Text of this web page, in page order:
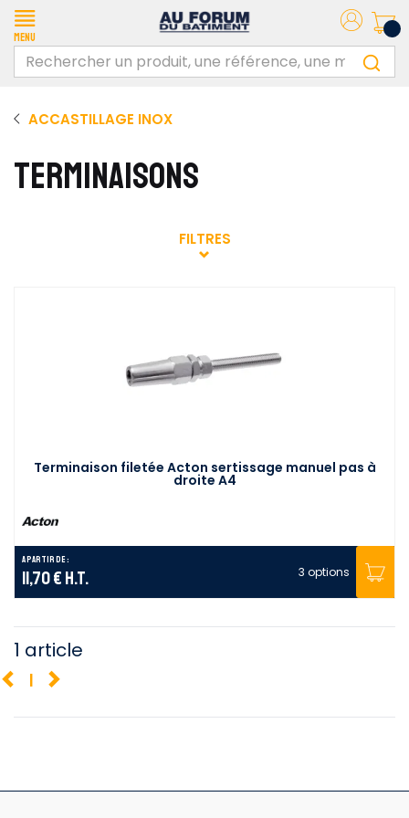
Menu
ACCASTILLAGE INOX
TERMINAISONS
FILTRES
Terminaison filetée Acton sertissage manuel pas à
droite A4
A partir de :
11,70 € H.T. 3 options
1 article
1